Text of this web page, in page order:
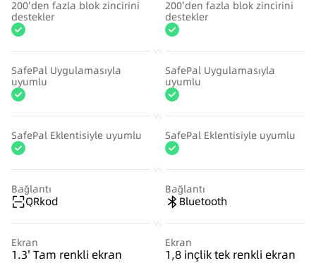
200'den fazla blok zincirini
destekler
200'den fazla blok zincirini
destekler
vs
SafePal Uygulamasıyla
uyumlu
SafePal Uygulamasıyla
uyumlu
vs
SafePal Eklentisiyle uyumlu SafePal Eklentisiyle uyumlu
vs
Bağlantı
QRkod
Bağlantı
Bluetooth
vs
Ekran
1.3' Tam renkli ekran
Ekran
1,8 inçlik tek renkli ekran